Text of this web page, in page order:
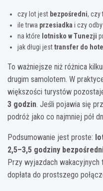
czy lot jest bezpośredni, czy
ile trwa przesiadka i czy
na które lotnisko w Tunezji
jak długi jesttransfer do
To ważniejsze niż różnica
drugim samolotem. W
większości turystów
3 godzin. Jeśli pojawia się
podróż jako co najmniej pół
Podsumowanie jest proste:
2,5–3,5 godziny
Przy wyjazdach
dopłata do prostszego